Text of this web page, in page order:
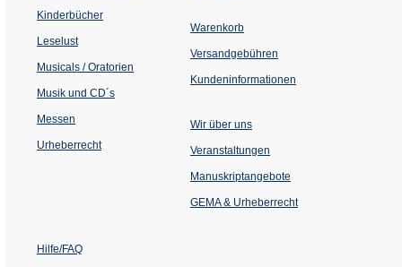
Kinderbücher
Leselust
Musicals / Oratorien
Musik und CD´s
Messen
Urheberrecht
Warenkorb
Versandgebühren
Kundeninformationen
Wir über uns
Veranstaltungen
einem
Tab)
Manuskriptangebote
GEMA & Urheberrecht
Hilfe/FAQ